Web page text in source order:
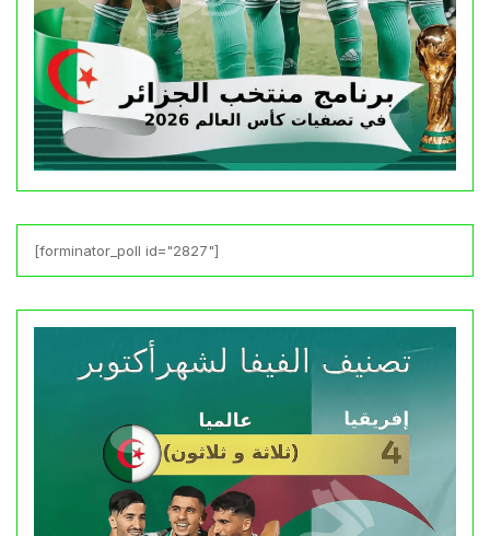
[forminator_poll id="2827"]